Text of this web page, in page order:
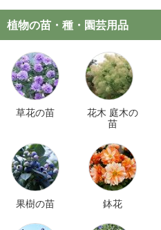
植物の苗・種・園芸用品
草花の苗
花木 庭木の
苗
果樹の苗 鉢花